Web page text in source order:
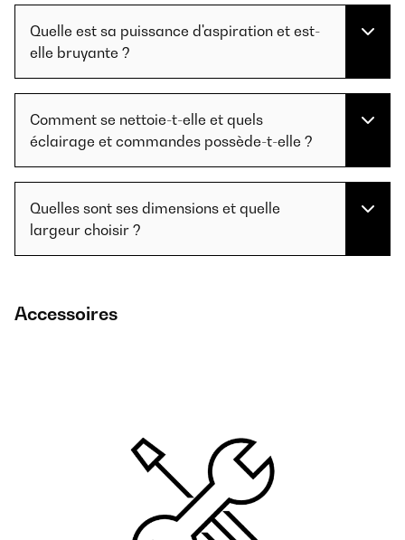
Quelle est sa puissance d'aspiration et est-
elle bruyante ?
Comment se nettoie-t-elle et quels
éclairage et commandes possède-t-elle ?
Quelles sont ses dimensions et quelle
largeur choisir ?
Accessoires